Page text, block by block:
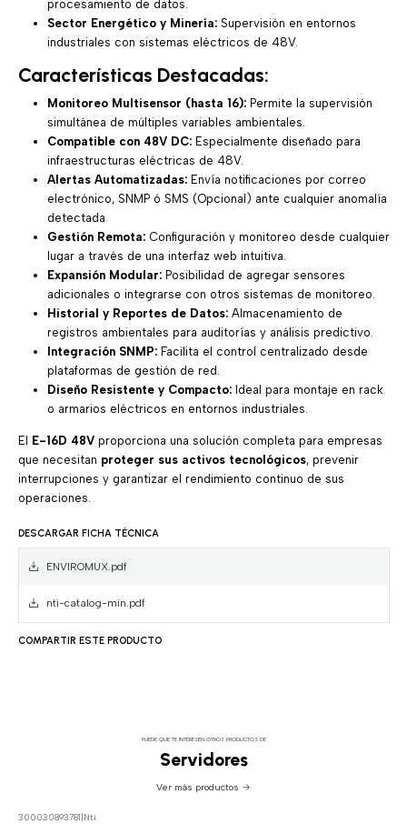
procesamiento de datos.
Sector Energético y Minería:Supervisión en entornos
industriales con sistemas eléctricos de 48V.
Características Destacadas:
Monitoreo Multisensor (hasta 16):Permite la supervisión
simultánea de múltiples variables ambientales.
Compatible con 48V DC:Especialmente diseñado para
infraestructuras eléctricas de 48V.
Alertas Automatizadas:Envía notificaciones por correo
electrónico, SNMP ó SMS (Opcional) ante cualquier anomalía
detectada
Gestión Remota:Configuración y monitoreo desde cualquier
lugar a través de una interfaz web intuitiva.
Expansión Modular:Posibilidad de agregar sensores
adicionales o integrarse con otros sistemas de monitoreo.
Historial y Reportes de Datos:Almacenamiento de
registros ambientales para auditorías y análisis predictivo.
Integración SNMP:Facilita el control centralizado desde
plataformas de gestión de red.
Diseño Resistente y Compacto:Ideal para montaje en rack
o armarios eléctricos en entornos industriales.
El E-16D 48Vproporciona una solución completa para empresas
que necesitan proteger sus activos tecnológicos, prevenir
interrupciones y garantizar el rendimiento continuo de sus
operaciones.
DESCARGAR FICHA TÉCNICA
ENVIROMUX.pdf
nti-catalog-min.pdf
COMPARTIR ESTE PRODUCTO
PUEDE QUE TE INTERESEN OTROS PRODUCTOS DE
Servidores
Ver más productos
300030893781 Nti